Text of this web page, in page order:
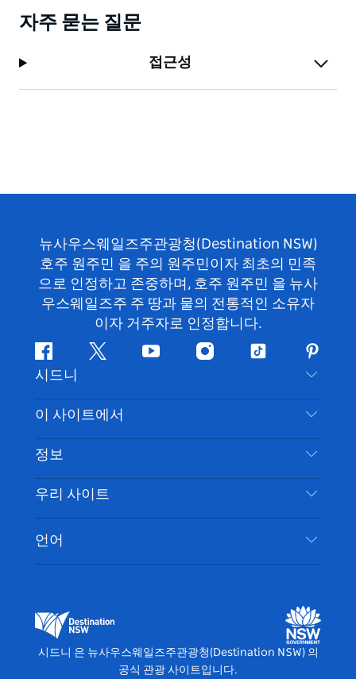
자주 묻는 질문
접근성
뉴사우스웨일즈주관광청(Destination NSW)
호주 원주민 을 주의 원주민이자 최초의 민족
으로 인정하고 존중하며, 호주 원주민 을 뉴사
우스웨일즈주 주 땅과 물의 전통적인 소유자
이자 거주자로 인정합니다.
페
이
스
북
지
귀
다
유
브
인
타
램
틱
핀
터
레
스
트
시드니
문의하기
부인 성명
쿠키 고지
이 사이트에서
목적지
할 일
이벤트
숙소
정보
여행 정보
시드니 접근성
귀하의 사업을 등록하세요
우리 사이트
뉴사우스웨일즈주관광청(Destination NSW) 미디
어 센터
비비드 시드니(Vivid Sydney)
언어
시드니 은 뉴사우스웨일즈주관광청(Destination NSW) 의
공식 관광 사이트입니다.